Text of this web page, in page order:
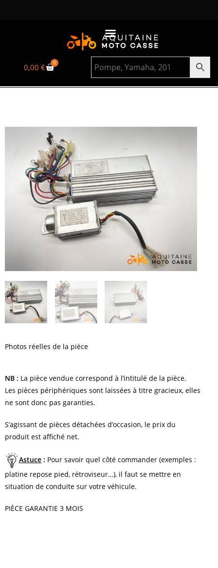
0,00€ 0
Photos réelles de la pièce
NB : La pièce vendue correspond à l’intitulé de la pièce.
Les pièces périphériques sont laissées à titre gracieux, elles
ne sont donc pas garanties.
S’agissant de pièces détachées d’occasion, le prix du
produit est affiché net.
Astuce : Pour savoir quel côté commander (exemples :
platine repose pied, rétroviseur…), il faut se mettre en
situation de conduite sur votre véhicule.
PIÈCE GARANTIE 3 MOIS